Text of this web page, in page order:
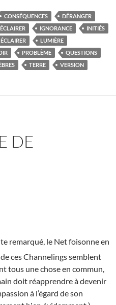
CONSÉQUENCES
DÉRANGER
ÉCLAIRER IGNORANCE
INITIÉS
LUMIÈRE
PROBLÈME
QUESTIONS
TERRE VERSION
DE
remarqué, le Net foisonne en
ces Channelings semblent
tous une chose en commun,
doit réapprendre à devenir
à l’égard de son